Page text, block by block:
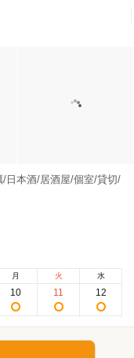
/日本酒/居酒屋/個室/貸切/
月
10
火
11
水
12